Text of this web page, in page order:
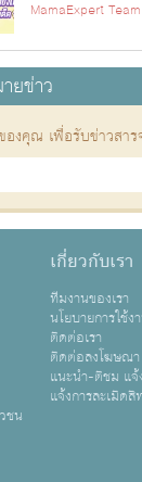
MamaExpert Team
ยข่าว
องคุณ เพื่อรับข่าวสาร
ชน
เกี่ยวกับเรา
ทีมงานของเรา
นโยบายการใช้ง
ติดต่อเรา
ติดต่อลงโฆษณา
แนะนำ-ติชม แ
แจ้งการละเมิดสิ